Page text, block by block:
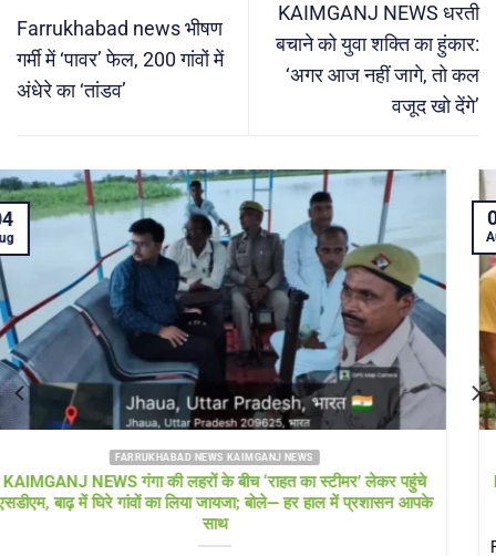
Farrukhabad news भीषण
गर्मी में ‘पावर’ फेल, 200 गांवों में
अंधेरे का ‘तांडव’
KAIMGANJ NEWS धरती
बचाने को युवा शक्ति का हुंकार:
‘अगर आज नहीं जागे, तो कल
वजूद खो देंगे’
FARRUKHABAD NEWS UTTAR PRADESH
Farrukhabad news बाढ़ राहत शिविर में ‘हेल्थ अलर्ट’! सीएमओ खुद पहुंचे,
डॉक्टरों की टीम और एम्बुलेंस 24 घंटे तैनात
Farrukhabad news डीएम के निरीक्षण के बाद स्वास्थ्य विभाग एक्शन मोड
04